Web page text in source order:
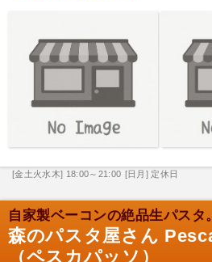
[金土火水木] 18:00～21:00 [日月] 定休日
自家製ベーコンの絶品生パスタ。
森のパスタ屋さん
（ペスカパッソ）